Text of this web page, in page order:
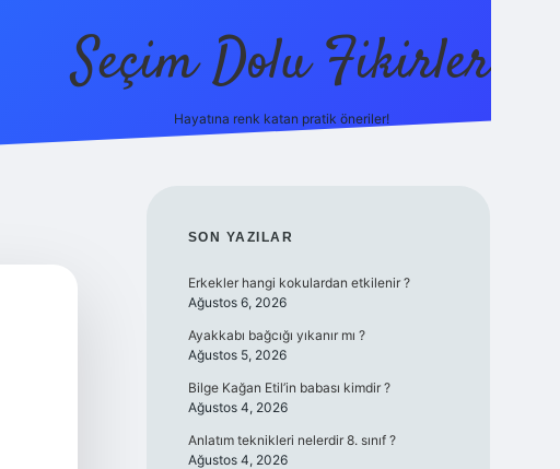
Seçim Dolu Fikirler
Hayatına renk katan pratik öneriler!
SIDEBAR
SON YAZILAR
Erkekler hangi kokulardan etkilenir ?
Ağustos 6, 2026
Ayakkabı bağcığı yıkanır mı ?
Ağustos 5, 2026
Bilge Kağan Etil’in babası kimdir ?
Ağustos 4, 2026
Anlatım teknikleri nelerdir 8. sınıf ?
Ağustos 4, 2026